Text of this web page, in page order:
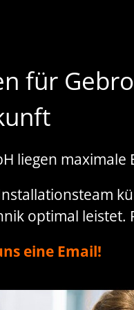
für
liegen
optimal
eine Email!